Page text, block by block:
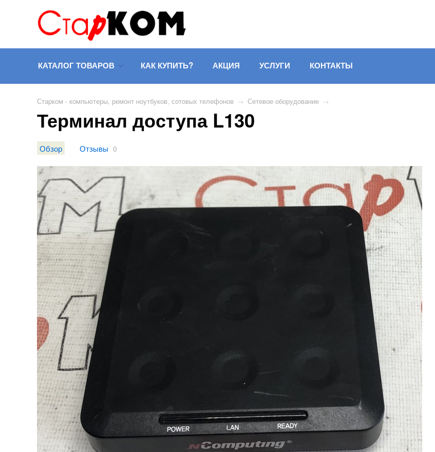
КАТАЛОГ ТОВАРОВ КАК КУПИТЬ? АКЦИЯ УСЛУГИ КОНТАКТЫ
Старком - компьютеры, ремонт ноутбуков, сотовых телефонов → Сетевое оборудование →
Терминал доступа L130
Обзор Отзывы 0